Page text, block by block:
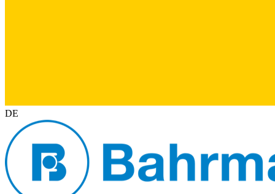
DE